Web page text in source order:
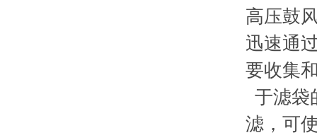
高压鼓
迅速通
要收集
于滤袋
滤，可